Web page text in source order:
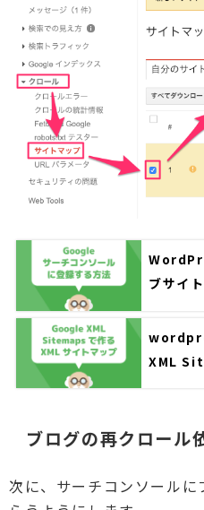
ブサイ
XML
ブログの再クロール
次に、サーチコンソール